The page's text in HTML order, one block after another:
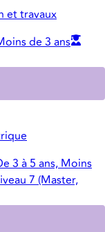
et travaux
de 3 ans
3 à 5 ans, Moins
7 (Master,